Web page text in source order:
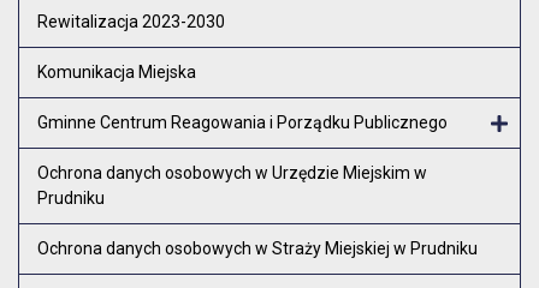
Rewitalizacja 2023-2030
Komunikacja Miejska
Gminne Centrum Reagowania i Porządku Publicznego
Ochrona danych osobowych w Urzędzie Miejskim w
Prudniku
Ochrona danych osobowych w Straży Miejskiej w Prudniku